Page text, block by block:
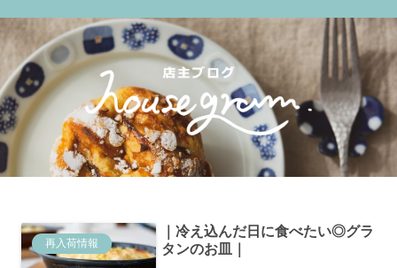
再入荷情報
｜冷え込んだ日に食べたい◎グラ
タンのお皿｜